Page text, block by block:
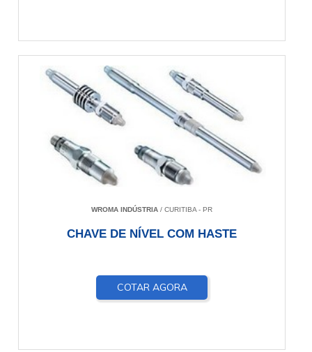
WROMA INDÚSTRIA / CURITIBA - PR
CHAVE DE NÍVEL COM HASTE
COTAR AGORA